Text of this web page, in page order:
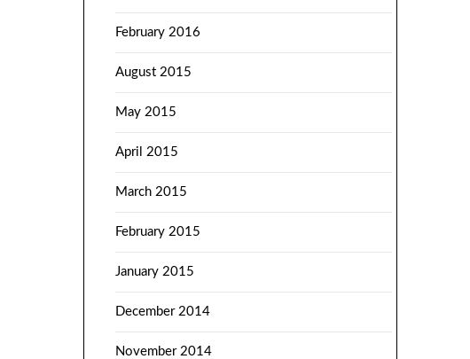
February 2016
August 2015
May 2015
April 2015
March 2015
February 2015
January 2015
December 2014
November 2014